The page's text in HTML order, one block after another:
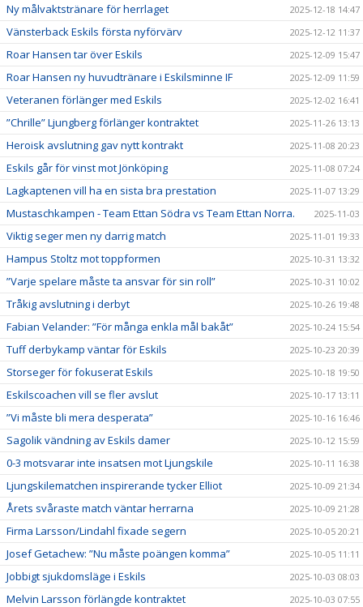
Ny målvaktstränare för herrlaget 2025-12-18 14:47
Vänsterback Eskils första nyförvärv 2025-12-12 11:37
Roar Hansen tar över Eskils 2025-12-09 15:47
Roar Hansen ny huvudtränare i Eskilsminne IF 2025-12-09 11:59
Veteranen förlänger med Eskils 2025-12-02 16:41
”Chrille” Ljungberg förlänger kontraktet 2025-11-26 13:13
Heroisk avslutning gav nytt kontrakt 2025-11-08 20:23
Eskils går för vinst mot Jönköping 2025-11-08 07:24
Lagkaptenen vill ha en sista bra prestation 2025-11-07 13:29
Mustaschkampen - Team Ettan Södra vs Team Ettan Norra. 2025-11-03
Viktig seger men ny darrig match 2025-11-01 19:33
Hampus Stoltz mot toppformen 2025-10-31 13:32
”Varje spelare måste ta ansvar för sin roll” 2025-10-31 10:02
Tråkig avslutning i derbyt 2025-10-26 19:48
Fabian Velander: ”För många enkla mål bakåt” 2025-10-24 15:54
Tuff derbykamp väntar för Eskils 2025-10-23 20:39
Storseger för fokuserat Eskils 2025-10-18 19:50
Eskilscoachen vill se fler avslut 2025-10-17 13:11
”Vi måste bli mera desperata” 2025-10-16 16:46
Sagolik vändning av Eskils damer 2025-10-12 15:59
0-3 motsvarar inte insatsen mot Ljungskile 2025-10-11 16:38
Ljungskilematchen inspirerande tycker Elliot 2025-10-09 21:34
Årets svåraste match väntar herrarna 2025-10-09 21:28
Firma Larsson/Lindahl fixade segern 2025-10-05 20:21
Josef Getachew: ”Nu måste poängen komma” 2025-10-05 11:11
Jobbigt sjukdomsläge i Eskils 2025-10-03 08:03
Melvin Larsson förlängde kontraktet 2025-10-03 07:55